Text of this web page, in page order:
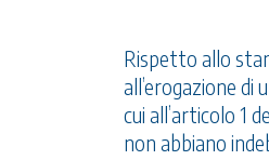
Rispetto allo
all’erogazione
cui all’articolo 1
non abbiano